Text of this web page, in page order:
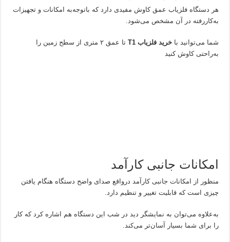
هر دستگاه فلزیاب عمق کاوش مفیدی دارد که باتوجه‌به امکانات و تجهیزات
به‌کاررفته در آن مشخص می‌شود.
شما می‌توانید باخرید فلزیابT1
تا عمق ۲ متری از سطح زمین را
به‌راحتی کاوش کنید
امکانات جانبی کارآمد
منظور از امکانات جانبی کارآمد درواقع صدای واضح دستگاه هنگام یافتن
چیزی است که قابلیت تغییر و تنظیم دارد.
به‌علاوه می‌توان به نمایشگر دید در شب این دستگاه هم اشاره کرد که کار
را برای شما بسیار آسان‌تر می‌کند.